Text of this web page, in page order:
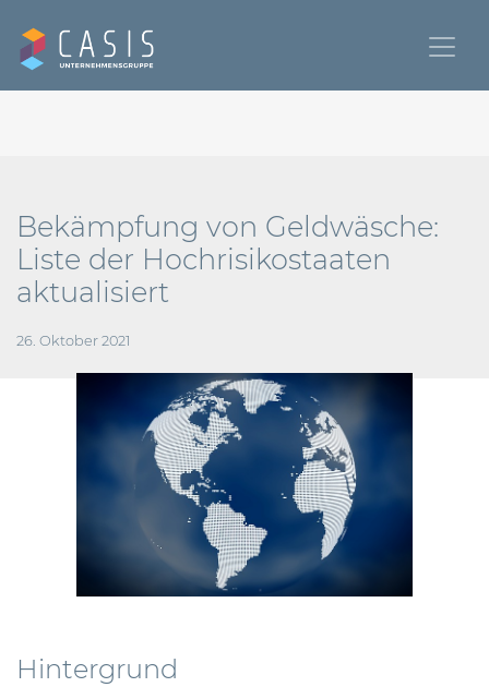
Bekämpfung von Geldwäsche:
Liste der Hochrisikostaaten
aktualisiert
26. Oktober 2021
Hintergrund